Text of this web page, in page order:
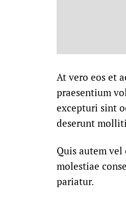
At vero eos et
praesentium
excepturi sint
deserunt
Quis autem
molestiae
pariatur.